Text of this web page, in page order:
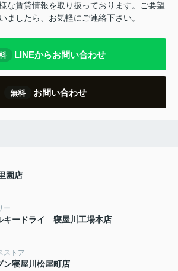
な賃貸情報を取り扱っております。ご要望
ましたら、お気軽にご連絡下さい。
LINEからお問い合わせ
無料 お問い合わせ
園店
ー
キードライ 寝屋川工場本店
ストア
ン寝屋川松屋町店